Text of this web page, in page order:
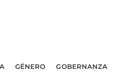
GÉNERO GOBERNANZA